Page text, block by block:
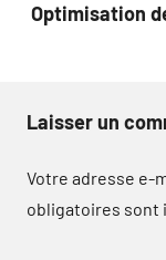
Optimisation
Laisser un
Votre adresse e-
obligatoires sont